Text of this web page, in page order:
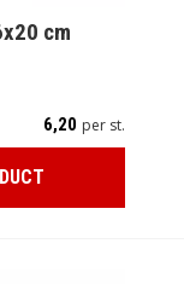
cm
6,20 per st.